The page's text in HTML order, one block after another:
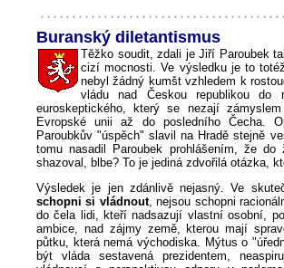
Buranský diletantismus
Těžko soudit, zdali je Jiří Paroubek
cizí mocnosti. Ve výsledku je to
nebyl žádný kumšt vzhledem k
vládu nad Českou republikou do
euroskeptického, který se nezají
Evropské unii až do posledního Čecha.
Paroubkův "úspěch" slavil na Hradě stejně
tomu nasadil Paroubek prohlášením, že
shazoval, blbe? To je jediná zdvořilá otázka,
Výsledek je jen zdánlivě nejasný. Ve
schopni si vládnout, nejsou schopni
do čela lidi, kteří nadsazují vlastní osobní,
ambice, nad zájmy země, kterou mají
půtku, která nemá východiska. Mýtus o
být vláda sestavená prezidentem,